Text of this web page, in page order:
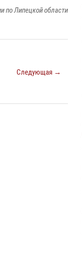
по Липецкой области
Следующая →